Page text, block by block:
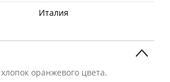
Италия
оранжевого цвета.